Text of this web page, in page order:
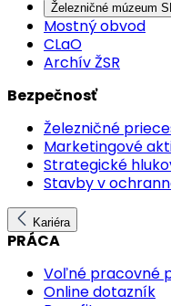
Železničné múzeum
Mostný obvod
CLaO
Archív ŽSR
Bezpečnosť
Železničné
Marketingové
Strategické
Stavby v
Kariéra
PRÁCA
Voľné pracovné
Online dotazník